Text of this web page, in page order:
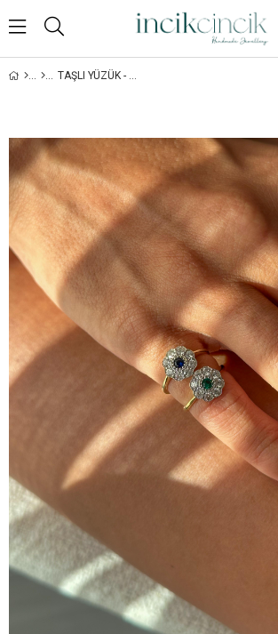
TAŞLI YÜZÜK - 925 AYAR GÜMÜŞ